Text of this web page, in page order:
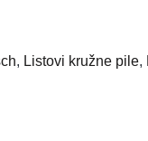
, Listovi kružne pile,